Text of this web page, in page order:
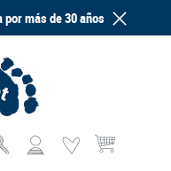
más de 30 años
El carrito de